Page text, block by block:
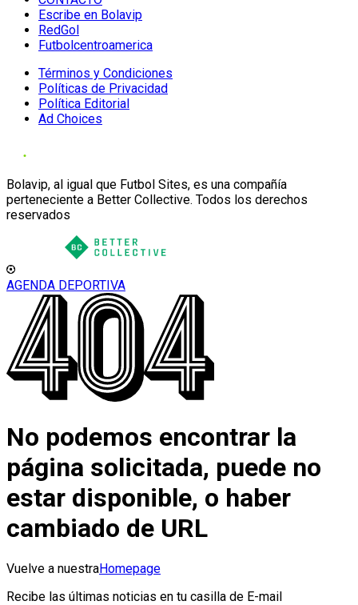
Escribe en Bolavip
RedGol
Futbolcentroamerica
Términos y Condiciones
Políticas de Privacidad
Política Editorial
Ad Choices
Bolavip, al igual que Futbol Sites, es una compañía
perteneciente a Better Collective. Todos los derechos
reservados
AGENDA DEPORTIVA
No podemos encontrar la
página solicitada, puede no
estar disponible, o haber
cambiado de URL
Vuelve a nuestraHomepage
Recibe las últimas noticias en tu casilla de E-mail